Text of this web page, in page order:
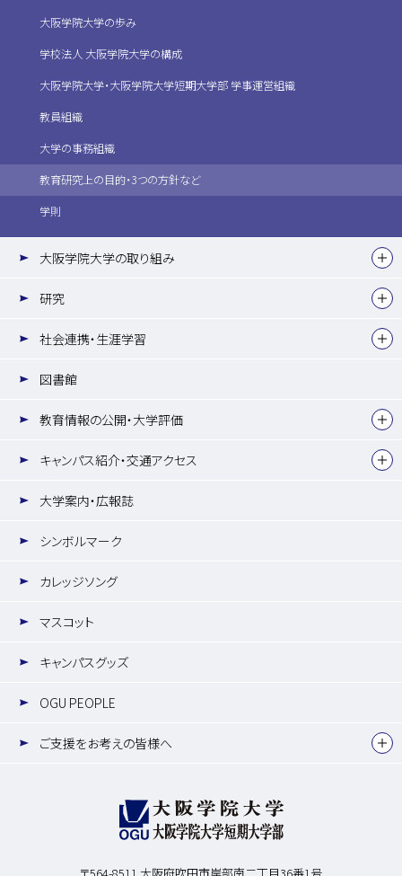
大阪学院大学の歩み
学校法人 大阪学院大学の構成
大阪学院大学・大阪学院大学短期大学部 学事運営組織
教員組織
大学の事務組織
教育研究上の目的・3つの方針など
学則
大阪学院大学の取り組み
研究
社会連携・生涯学習
図書館
教育情報の公開・大学評価
キャンパス紹介・交通アクセス
大学案内・広報誌
シンボルマーク
カレッジソング
マスコット
キャンパスグッズ
OGU PEOPLE
ご支援をお考えの皆様へ